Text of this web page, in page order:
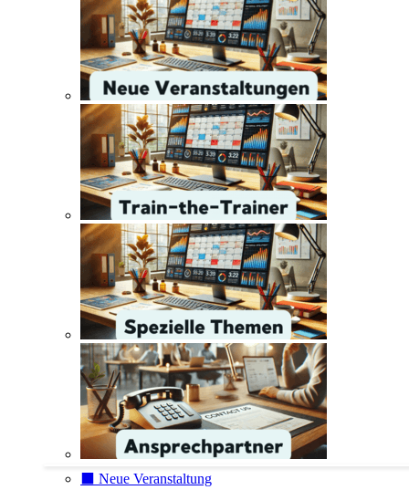
⬛️ Neue Veranstaltung